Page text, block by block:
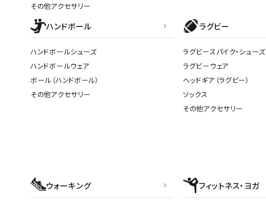
その他アクセサリー
ハンドボール
ハンドボールシューズ
ハンドボールウェア
ボール（ハンドボール）
その他アクセサリー
ラグビー
ラグビースパイク・シューズ
ラグビーウェア
ヘッドギア（ラグビー）
ソックス
その他アクセサリー
ウォーキング フィットネス・ヨガ